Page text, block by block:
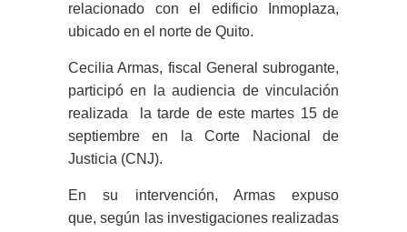
relacionado con el edificio Inmoplaza,
ubicado en el norte de Quito.
Cecilia Armas, fiscal General subrogante,
participó en la audiencia de vinculación
realizada la tarde de este martes 15 de
septiembre en la Corte Nacional de
Justicia (CNJ).
En su intervención, Armas expuso
que, según las investigaciones realizadas